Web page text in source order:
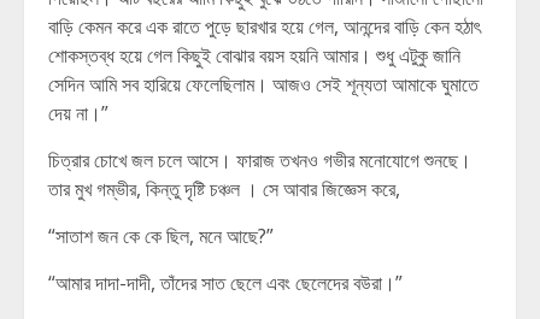
বাড়ি কেমন করে এক রাতে পুড়ে ছারখার হয়ে গেল, আনন্দের বাড়ি কেন হঠাৎ
শোকস্তব্ধ হয়ে গেল কিছুই বোঝার বয়স হয়নি আমার। শুধু এটুকু জানি
সেদিন আমি সব হারিয়ে ফেলেছিলাম। আজও সেই শূন্যতা আমাকে ঘুমাতে
দেয় না।”
চিত্রার চোখে জল চলে আসে। ফারাজ তখনও গভীর মনোযোগে শুনছে।
তার মুখ গম্ভীর, কিন্তু দৃষ্টি চঞ্চল । সে আবার জিজ্ঞেস করে,
“সাতাশ জন কে কে ছিল, মনে আছে?”
“আমার দাদা-দাদী, তাঁদের সাত ছেলে এবং ছেলেদের বউরা।”